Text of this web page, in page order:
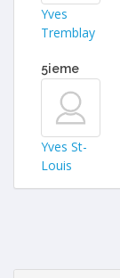
Yves
Tremblay
5ieme
Yves St-
Louis